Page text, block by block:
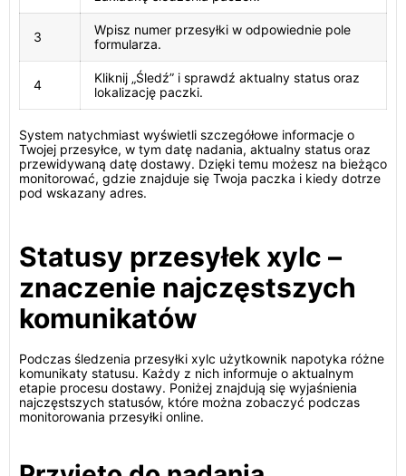
3
Wpisz numer przesyłki w odpowiednie pole
formularza.
4
Kliknij „Śledź” i sprawdź aktualny status oraz
lokalizację paczki.
System natychmiast wyświetli szczegółowe informacje o
Twojej przesyłce, w tym datę nadania, aktualny status oraz
przewidywaną datę dostawy. Dzięki temu możesz na bieżąco
monitorować, gdzie znajduje się Twoja paczka i kiedy dotrze
pod wskazany adres.
Statusy przesyłek xylc –
znaczenie najczęstszych
komunikatów
Podczas śledzenia przesyłki xylc użytkownik napotyka różne
komunikaty statusu. Każdy z nich informuje o aktualnym
etapie procesu dostawy. Poniżej znajdują się wyjaśnienia
najczęstszych statusów, które można zobaczyć podczas
monitorowania przesyłki online.